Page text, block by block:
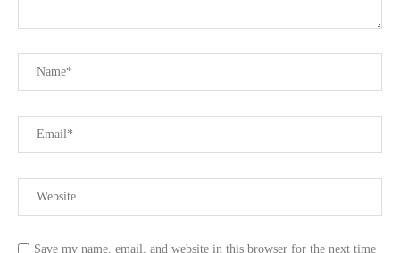
Save my name, email, and website in this browser for the next time